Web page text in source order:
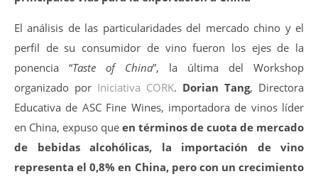
El análisis de las particularidades del mercado chino y el
perfil de su consumidor de vino fueron los ejes de la
ponencia “Taste of China”, la última del Workshop
organizado por Iniciativa CORK. Dorian Tang, Directora
Educativa de ASC Fine Wines, importadora de vinos líder
en China, expuso que en términos de cuota de mercado
de bebidas alcohólicas, la importación de vino
representa el 0,8% en China, pero con un crecimiento